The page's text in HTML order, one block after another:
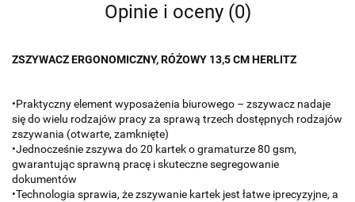
Opinie i oceny (0)
ZSZYWACZ ERGONOMICZNY, RÓŻOWY 13,5 CM HERLITZ
•Praktyczny element wyposażenia biurowego – zszywacz nadaje
się do wielu rodzajów pracy za sprawą trzech dostępnych rodzajów
zszywania (otwarte, zamknięte)
•Jednocześnie zszywa do 20 kartek o gramaturze 80 gsm,
gwarantując sprawną pracę i skuteczne segregowanie
dokumentów
•Technologia sprawia, że zszywanie kartek jest łatwe iprecyzyjne, a